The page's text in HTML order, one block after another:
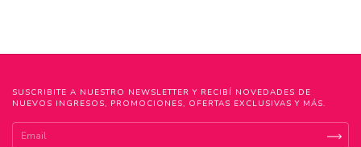
SUSCRIBITE A NUESTRO NEWSLETTER Y RECIBÍ NOVEDADES DE
NUEVOS INGRESOS, PROMOCIONES, OFERTAS EXCLUSIVAS Y MÁS.